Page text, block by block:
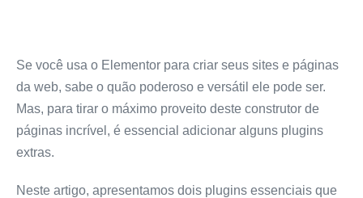
Se você usa o Elementor para criar seus sites e páginas
da web, sabe o quão poderoso e versátil ele pode ser.
Mas, para tirar o máximo proveito deste construtor de
páginas incrível, é essencial adicionar alguns plugins
extras.
Neste artigo, apresentamos dois plugins essenciais que